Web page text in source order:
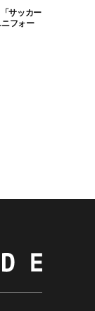
サッカー
フォー